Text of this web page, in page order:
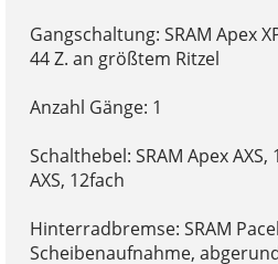
Gangschaltung: SRAM Apex
44 Z. an größtem Ritzel
Anzahl Gänge: 1
Schalthebel: SRAM Apex
AXS, 12fach
Hinterradbremse: SRAM
Scheibenaufnahme,